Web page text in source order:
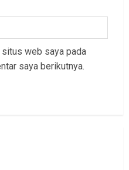
situs web saya pada
saya berikutnya.